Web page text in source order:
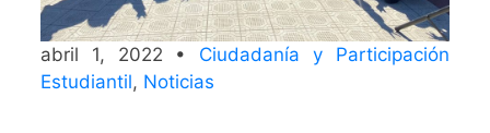
abril 1, 2022 • Ciudadanía y Participación
Estudiantil, Noticias